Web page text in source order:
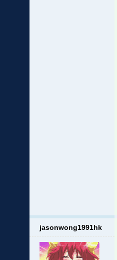
jasonwong1991hk